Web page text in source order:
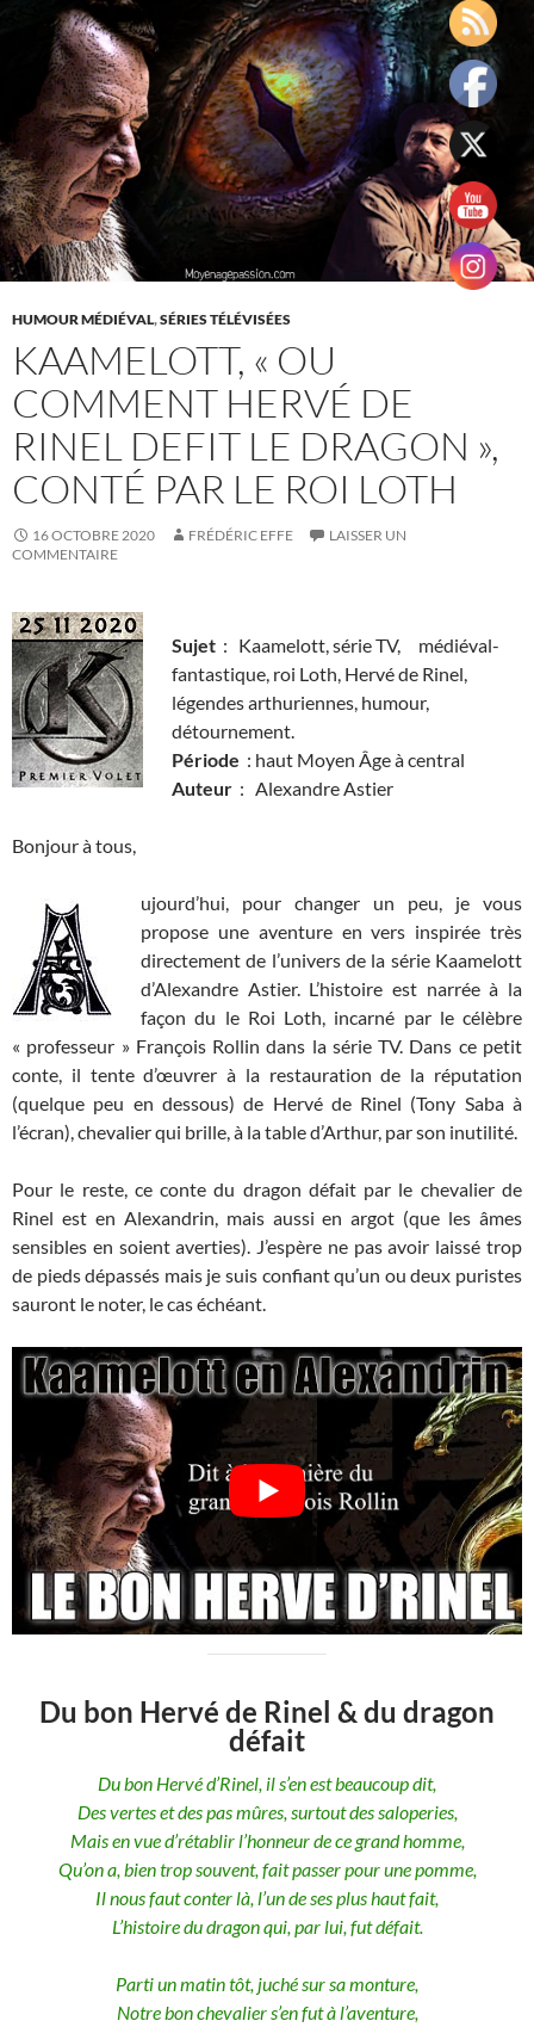
HUMOUR MÉDIÉVAL,SÉRIES TÉLÉVISÉES
KAAMELOTT, « OU
COMMENT HERVÉ DE
RINEL DEFIT LE DRAGON »,
CONTÉ PAR LE ROI LOTH
16 OCTOBRE 2020 FRÉDÉRIC EFFE
LAISSER UN
COMMENTAIRE
Sujet : Kaamelott, série TV, médiéval-
fantastique, roi Loth, Hervé de Rinel,
légendes arthuriennes, humour,
détournement.
Période : haut Moyen Âge à central
Auteur : Alexandre Astier
Bonjour à tous,
ujourd’hui, pour changer un peu, je vous
propose une aventure en vers inspirée très
directement de l’univers de la série Kaamelott
d’Alexandre Astier. L’histoire est narrée à la
façon du le Roi Loth, incarné par le célèbre
« professeur » François Rollin dans la série TV. Dans ce petit
conte, il tente d’œuvrer à la restauration de la réputation
(quelque peu en dessous) de Hervé de Rinel (Tony Saba à
l’écran), chevalier qui brille, à la table d’Arthur, par son inutilité.
Pour le reste, ce conte du dragon défait par le chevalier de
Rinel est en Alexandrin, mais aussi en argot (que les âmes
sensibles en soient averties). J’espère ne pas avoir laissé trop
de pieds dépassés mais je suis confiant qu’un ou deux puristes
sauront le noter, le cas échéant.
Du bon Hervé de Rinel & du dragon
défait
Du bon Hervé d’Rinel, il s’en est beaucoup dit,
Des vertes et des pas mûres, surtout des saloperies,
Mais en vue d’rétablir l’honneur de ce grand homme,
Qu’on a, bien trop souvent, fait passer pour une pomme,
Il nous faut conter là, l’un de ses plus haut fait,
L’histoire du dragon qui, par lui, fut défait.
Parti un matin tôt, juché sur sa monture,
Notre bon chevalier s’en fut à l’aventure,